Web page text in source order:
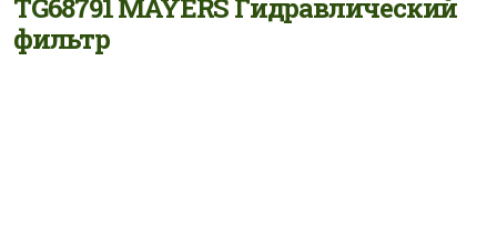
TG68791 MAYERS Гидравлический
фильтр